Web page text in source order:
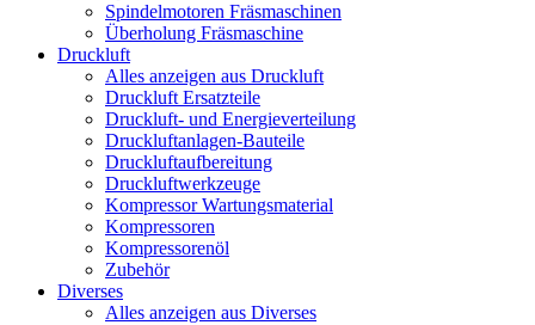
Spindelmotoren Fräsmaschinen
Überholung Fräsmaschine
Druckluft
Alles anzeigen aus Druckluft
Druckluft Ersatzteile
Druckluft- und Energieverteilung
Druckluftanlagen-Bauteile
Druckluftaufbereitung
Druckluftwerkzeuge
Kompressor Wartungsmaterial
Kompressoren
Kompressorenöl
Zubehör
Diverses
Alles anzeigen aus Diverses